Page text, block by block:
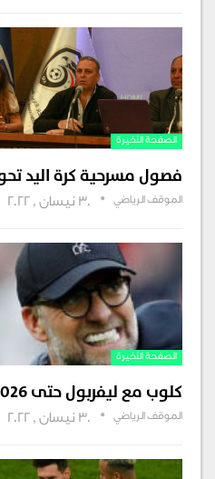
الصفحة الأخيرة
فصول مسرحية كرة اليد
الموقف الرياضي 30 نيسان , 2022
الصفحة الأخيرة
كلوب مع ليفربول حتى 2026
الموقف الرياضي 30 نيسان , 2022